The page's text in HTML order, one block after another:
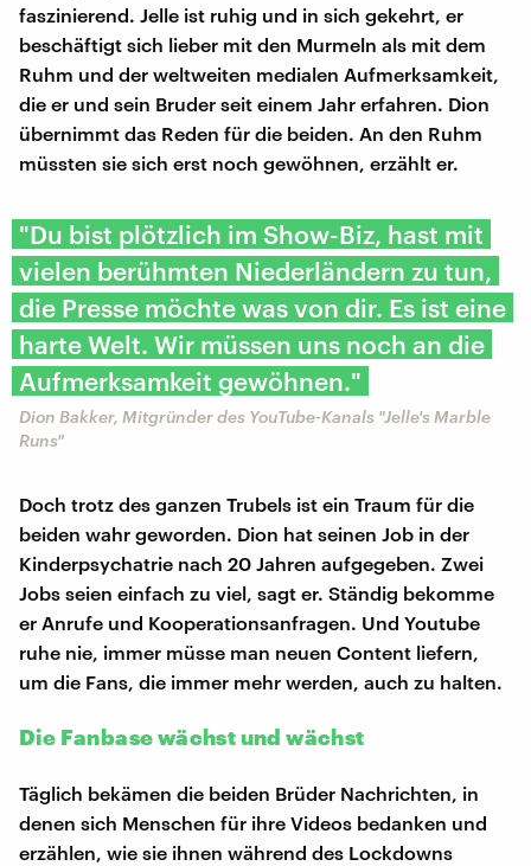
faszinierend. Jelle ist ruhig und in sich gekehrt, er
beschäftigt sich lieber mit den Murmeln als mit dem
Ruhm und der weltweiten medialen Aufmerksamkeit,
die er und sein Bruder seit einem Jahr erfahren. Dion
übernimmt das Reden für die beiden. An den Ruhm
müssten sie sich erst noch gewöhnen, erzählt er.
"Du bist plötzlich im Show-Biz, hast mit
vielen berühmten Niederländern zu tun,
die Presse möchte was von dir. Es ist eine
harte Welt. Wir müssen uns noch an die
Aufmerksamkeit gewöhnen."
Dion Bakker, Mitgründer des YouTube-Kanals "Jelle's Marble
Runs"
Doch trotz des ganzen Trubels ist ein Traum für die
beiden wahr geworden. Dion hat seinen Job in der
Kinderpsychatrie nach 20 Jahren aufgegeben. Zwei
Jobs seien einfach zu viel, sagt er. Ständig bekomme
er Anrufe und Kooperationsanfragen. Und Youtube
ruhe nie, immer müsse man neuen Content liefern,
um die Fans, die immer mehr werden, auch zu halten.
Die Fanbase wächst und wächst
Täglich bekämen die beiden Brüder Nachrichten, in
denen sich Menschen für ihre Videos bedanken und
erzählen, wie sie ihnen während des Lockdowns